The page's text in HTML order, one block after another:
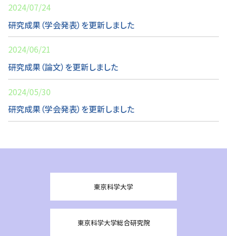
2024/07/24
研究成果（学会発表）を更新しました
2024/06/21
研究成果（論文）を更新しました
2024/05/30
研究成果（学会発表）を更新しました
東京科学大学
東京科学大学総合研究院